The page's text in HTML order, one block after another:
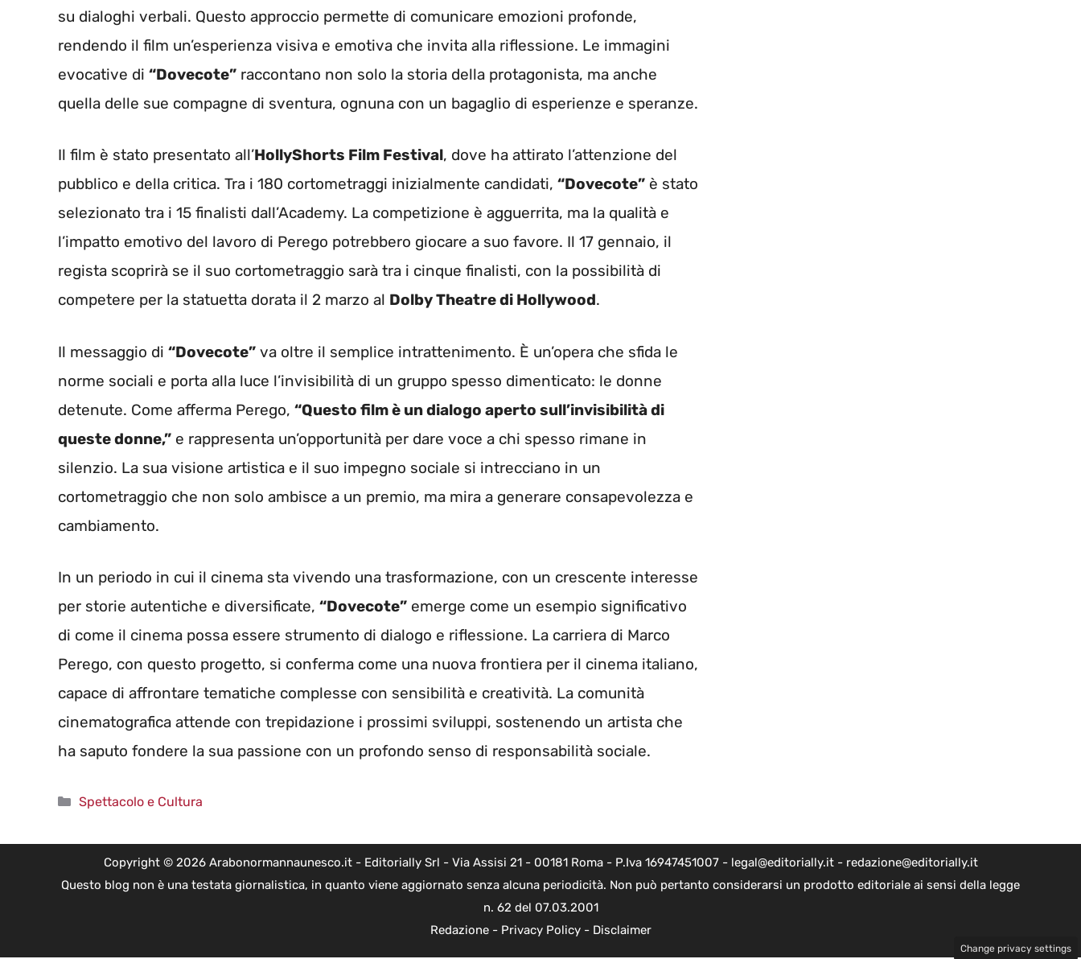
su dialoghi verbali. Questo approccio permette di comunicare emozioni profonde,
rendendo il film un’esperienza visiva e emotiva che invita alla riflessione. Le immagini
evocative di “Dovecote” raccontano non solo la storia della protagonista, ma anche
quella delle sue compagne di sventura, ognuna con un bagaglio di esperienze e speranze.
Il film è stato presentato all’HollyShorts Film Festival, dove ha attirato l’attenzione del
pubblico e della critica. Tra i 180 cortometraggi inizialmente candidati, “Dovecote” è stato
selezionato tra i 15 finalisti dall’Academy. La competizione è agguerrita, ma la qualità e
l’impatto emotivo del lavoro di Perego potrebbero giocare a suo favore. Il 17 gennaio, il
regista scoprirà se il suo cortometraggio sarà tra i cinque finalisti, con la possibilità di
competere per la statuetta dorata il 2 marzo al Dolby Theatre di Hollywood.
Il messaggio di “Dovecote” va oltre il semplice intrattenimento. È un’opera che sfida le
norme sociali e porta alla luce l’invisibilità di un gruppo spesso dimenticato: le donne
detenute. Come afferma Perego, “Questo film è un dialogo aperto sull’invisibilità di
queste donne,” e rappresenta un’opportunità per dare voce a chi spesso rimane in
silenzio. La sua visione artistica e il suo impegno sociale si intrecciano in un
cortometraggio che non solo ambisce a un premio, ma mira a generare consapevolezza e
cambiamento.
In un periodo in cui il cinema sta vivendo una trasformazione, con un crescente interesse
per storie autentiche e diversificate, “Dovecote” emerge come un esempio significativo
di come il cinema possa essere strumento di dialogo e riflessione. La carriera di Marco
Perego, con questo progetto, si conferma come una nuova frontiera per il cinema italiano,
capace di affrontare tematiche complesse con sensibilità e creatività. La comunità
cinematografica attende con trepidazione i prossimi sviluppi, sostenendo un artista che
ha saputo fondere la sua passione con un profondo senso di responsabilità sociale.
Categorie
Spettacolo e Cultura
Copyright © 2026 Arabonormannaunesco.it - Editorially Srl - Via Assisi 21 - 00181 Roma - P.Iva 16947451007 - legal@editorially.it - redazione@editorially.it
Questo blog non è una testata giornalistica, in quanto viene aggiornato senza alcuna periodicità. Non può pertanto considerarsi un prodotto editoriale ai sensi della legge
n. 62 del 07.03.2001
Redazione- Privacy Policy- Disclaimer
Change privacy settings